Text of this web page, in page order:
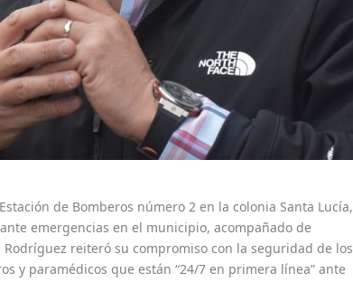
de Bomberos número 2 en la colonia Santa Lucía,
emergencias en el municipio, acompañado de
reiteró su compromiso con la seguridad de los
y paramédicos que están “24/7 en primera línea” ante